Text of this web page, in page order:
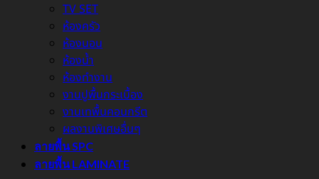
TV SET
ห้องครัว
ห้องนอน
ห้องน้ำ
ห้องทำงาน
งานปูพื้นกระเบื้อง
งานเทพื้นคอนกรีต
ผลงานพิเศษอื่นๆ
ลายพื้น SPC
ลายพื้น LAMINATE